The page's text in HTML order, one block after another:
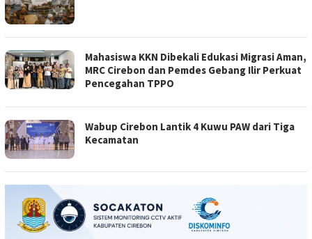
Mahasiswa KKN Dibekali Edukasi Migrasi Aman,
MRC Cirebon dan Pemdes Gebang Ilir Perkuat
Pencegahan TPPO
Wabup Cirebon Lantik 4 Kuwu PAW dari Tiga
Kecamatan